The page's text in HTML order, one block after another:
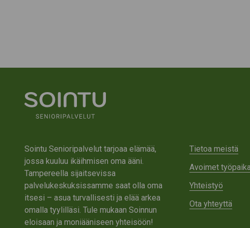
Sointu Senioripalvelut tarjoaa elämää,
jossa kuuluu ikäihmisen oma ääni.
Tampereella sijaitsevissa
palvelukeskuksissamme saat olla oma
itsesi – asua turvallisesti ja elää arkea
omalla tyylilläsi. Tule mukaan Soinnun
eloisaan ja moniääniseen yhteisöön!
Tietoa meistä
Avoimet
Yhteistyö
Ota yhteyttä